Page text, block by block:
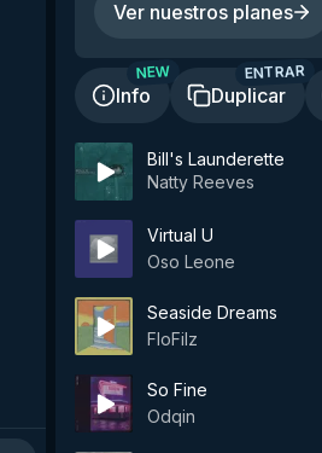
Ver nuestros planes
Info
NEW
Duplicar
ENTRAR
Bill's Launderette
Natty Reeves
Virtual U
Oso Leone
Seaside Dreams
FloFilz
So Fine
Odqin